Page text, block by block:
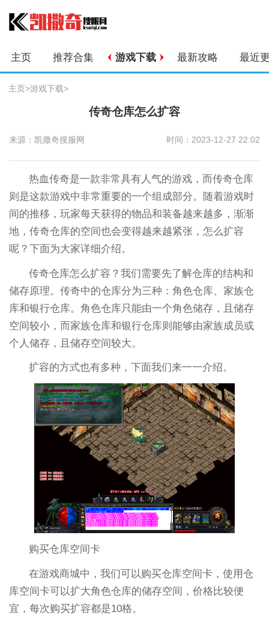
主页 推荐合集 游戏下载 最新攻略 最近
主页>游戏下载>
传奇仓库怎么扩容
来源：凯撒奇搜服网 时间：2023-12-27 22:02
热血传奇是一款非常具有人气的游戏，而传奇仓库
则是这款游戏中非常重要的一个组成部分。随着游戏时
间的推移，玩家每天获得的物品和装备越来越多，渐渐
地，传奇仓库的空间也会变得越来越紧张，怎么扩容
呢？下面为大家详细介绍。
传奇仓库怎么扩容？我们需要先了解仓库的结构和
储存原理。传奇中的仓库分为三种：角色仓库、家族仓
库和银行仓库。角色仓库只能由一个角色储存，且储存
空间较小，而家族仓库和银行仓库则能够由家族成员或
个人储存，且储存空间较大。
扩容的方式也有多种，下面我们来一一介绍。
购买仓库空间卡
在游戏商城中，我们可以购买仓库空间卡，使用仓
库空间卡可以扩大角色仓库的储存空间，价格比较便
宜，每次购买扩容都是10格。